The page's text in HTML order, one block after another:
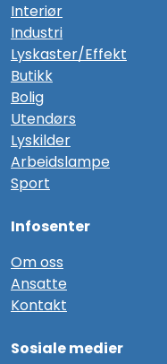
Interiør
Industri
Lyskaster/Effekt
Butikk
Bolig
Utendørs
Lyskilder
Arbeidslampe
Sport
Infosenter
Om oss
Ansatte
Kontakt
Sosiale medier